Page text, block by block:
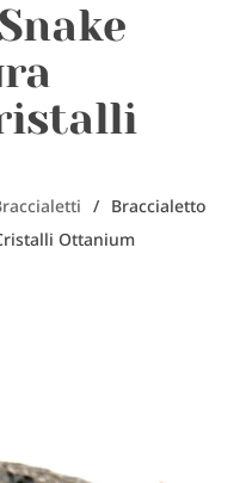
/ Braccialetto
Ottanium